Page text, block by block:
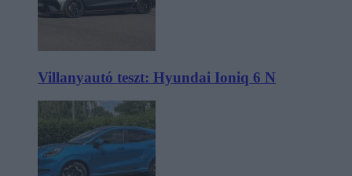
Villanyautó teszt: Hyundai Ioniq 6 N